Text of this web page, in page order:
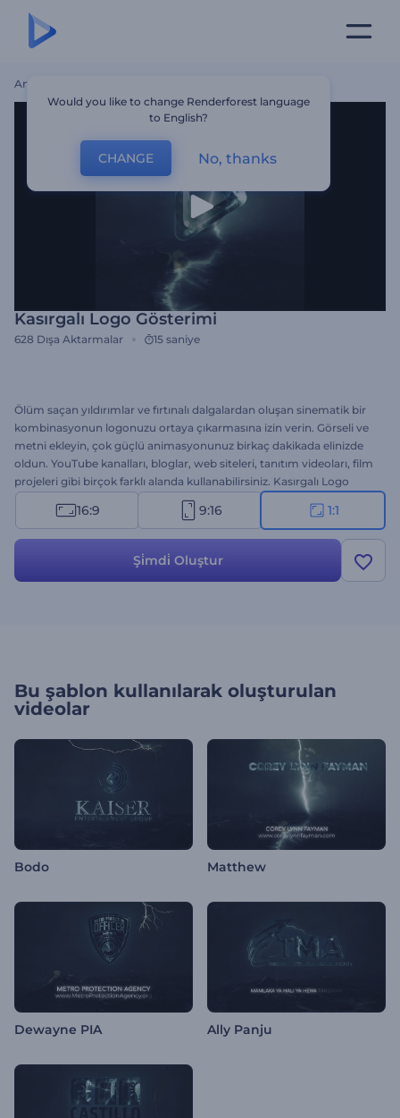
Ana Sayfa
Kasırgalı Logo Gösterimi
628 Dışa Aktarmalar 15 saniye
Ölüm saçan yıldırımlar ve fırtınalı dalgalardan oluşan sinematik bir
kombinasyonun logonuzu ortaya çıkarmasına izin verin. Görseli ve
metni ekleyin, çok güçlü animasyonunuz birkaç dakikada elinizde
oldun. YouTube kanalları, bloglar, web siteleri, tanıtım videoları, film
projeleri gibi birçok farklı alanda kullanabilirsiniz. Kasırgalı Logo
Gösterimini hemen denemeye başlayın!
16:9 9:16 1:1
Şi̇mdi̇ Oluştur
Bu şablon kullanılarak oluşturulan
videolar
Bodo Matthew
Dewayne PIA Ally Panju
Would you like to change Renderforest language
to English?
CHANGE No, thanks